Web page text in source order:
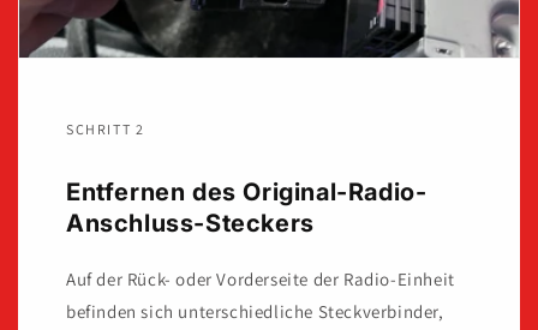
SCHRITT 2
Entfernen des Original-Radio-
Anschluss-Steckers
Auf der Rück- oder Vorderseite der Radio-Einheit
befinden sich unterschiedliche Steckverbinder,